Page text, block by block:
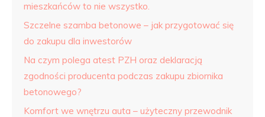
mieszkańców to nie wszystko.
Szczelne szamba betonowe – jak przygotować się
do zakupu dla inwestorów
Na czym polega atest PZH oraz deklaracją
zgodności producenta podczas zakupu zbiornika
betonowego?
Komfort we wnętrzu auta – użyteczny przewodnik